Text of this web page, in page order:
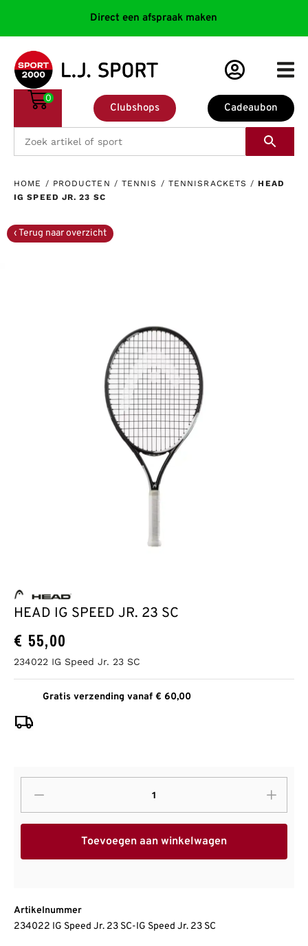
Direct een afspraak maken
Cadeaubon
Clubshops
0
HOME / PRODUCTEN / TENNIS / TENNISRACKETS /HEAD
IG SPEED JR. 23 SC
HEAD IG SPEED JR. 23 SC
€ 55,00
234022 IG Speed Jr. 23 SC
Gratis verzending vanaf € 60,00
Toevoegen aan winkelwagen
Artikelnummer
234022 IG Speed Jr. 23 SC-IG Speed Jr. 23 SC